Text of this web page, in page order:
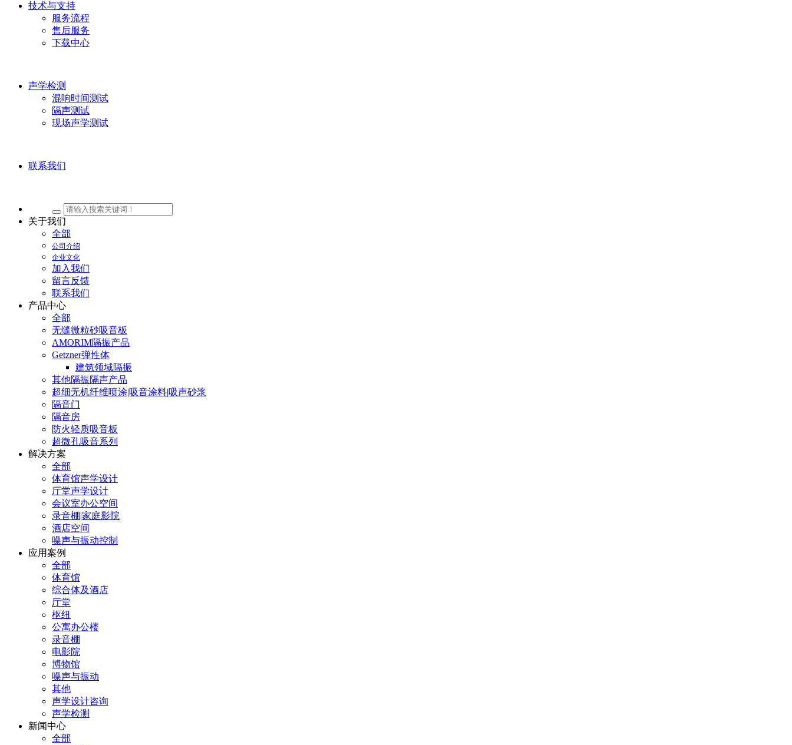
技术与支持
服务流程
售后服务
下载中心
声学检测
混响时间测试
隔声测试
现场声学测试
联系我们
关于我们
全部
公司介绍
企业文化
加入我们
留言反馈
联系我们
产品中心
全部
无缝微粒砂吸音板
AMORIM隔振产品
Getzner弹性体
建筑领域隔振
其他隔振隔声产品
超细无机纤维喷涂|吸音涂料|吸声砂浆
隔音门
隔音房
防火轻质吸音板
超微孔吸音系列
解决方案
全部
体育馆声学设计
厅堂声学设计
会议室办公空间
录音棚|家庭影院
酒店空间
噪声与振动控制
应用案例
全部
体育馆
综合体及酒店
厅堂
枢纽
公寓办公楼
录音棚
电影院
博物馆
噪声与振动
其他
声学设计咨询
声学检测
新闻中心
全部